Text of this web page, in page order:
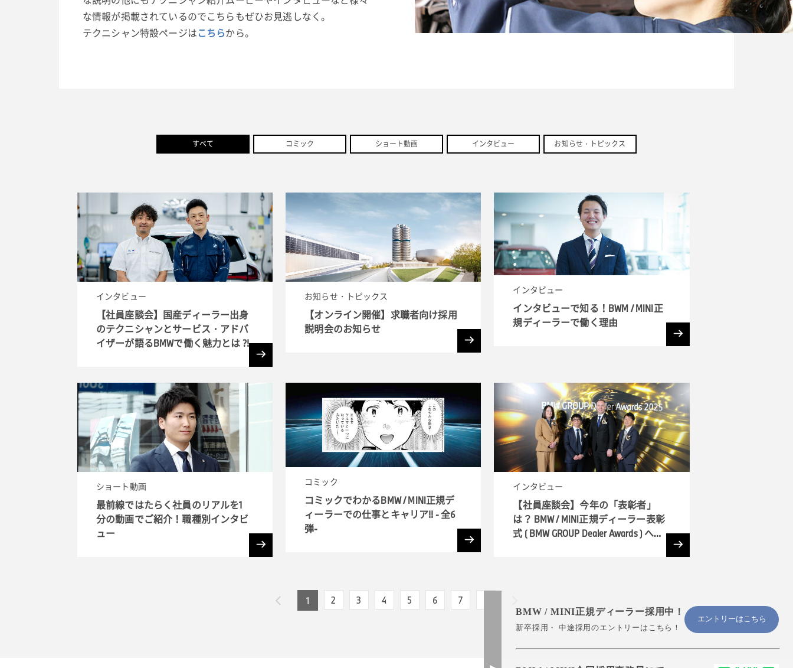
な情報が掲載されているのでこちらもぜひお見逃しなく。
テクニシャン特設ページはこちらから。
すべて コミック ショート動画 インタビュー お知らせ・トピックス
インタビュー
【社員座談会】国産ディーラー出身
のテクニシャンとサービス・アドバ
イザーが語るBMWで働く魅力とは ?!
お知らせ・トピックス
【オンライン開催】求職者向け採用
説明会のお知らせ
インタビュー
インタビューで知る！BWM / MINI正
規ディーラーで働く理由
ショート動画
最前線ではたらく社員のリアルを1
分の動画でご紹介！職種別インタビ
ュー
コミック
コミックでわかるBMW / MINI正規デ
ィーラーでの仕事とキャリア!! - 全6
弾-
インタビュー
【社員座談会】今年の「表彰者」
は？ BMW / MINI正規ディーラー表彰
式 ( BMW GROUP Dealer Awards ) へ潜
1 2 3 4 5 6 7
エントリーはこちら
BMW / MINI正規ディーラー採用中！
新卒採用・ 中途採用のエントリーはこちら！